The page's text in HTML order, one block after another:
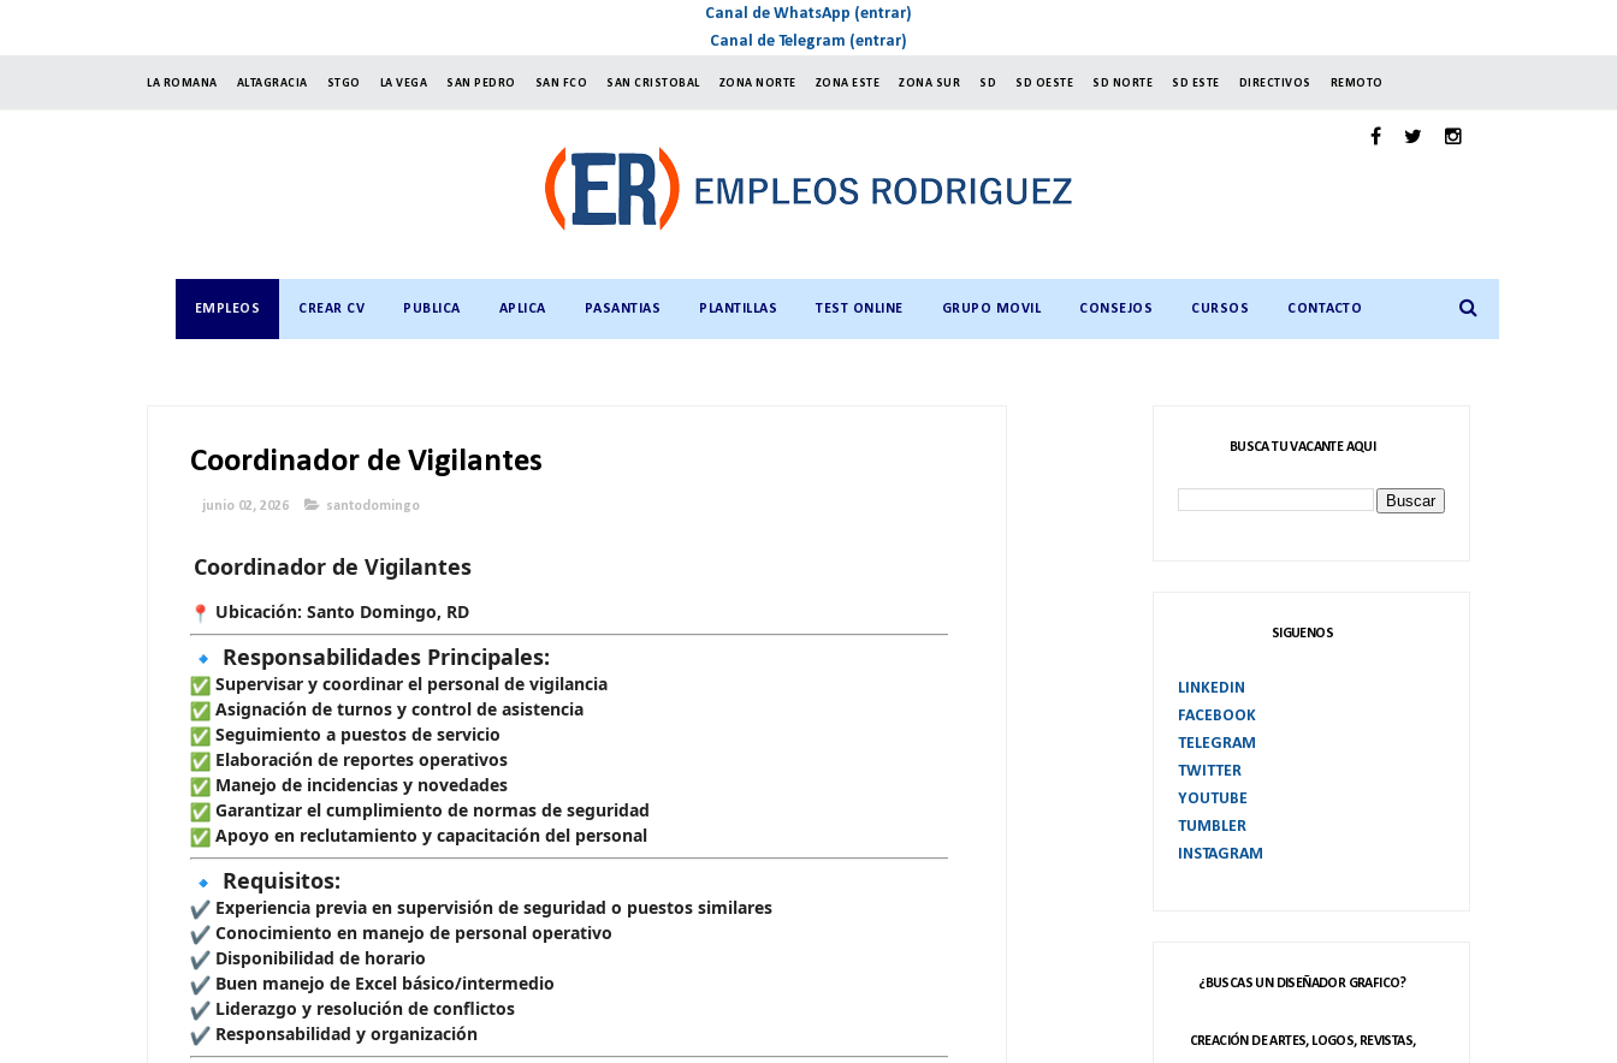
Canal de WhatsApp (entrar)
Canal de Telegram (entrar)
LA ROMANA ALTAGRACIA STGO LA VEGA SAN PEDRO SAN FCO SAN CRISTOBAL ZONA NORTE ZONA ESTE ZONA SUR SD SD OESTE SD NORTE SD ESTE DIRECTIVOS REMOTO
EMPLEOS CREAR CV PUBLICA APLICA PASANTIAS PLANTILLAS TEST ONLINE GRUPO MOVIL CONSEJOS CURSOS CONTACTO
Coordinador de Vigilantes
junio 02, 2026 santodomingo
Coordinador de Vigilantes
Ubicación: Santo Domingo, RD
Responsabilidades Principales:
Supervisar y coordinar el personal de vigilancia
Asignación de turnos y control de asistencia
Seguimiento a puestos de servicio
Elaboración de reportes operativos
Manejo de incidencias y novedades
Garantizar el cumplimiento de normas de seguridad
Apoyo en reclutamiento y capacitación del personal
Requisitos:
Experiencia previa en supervisión de seguridad o puestos similares
Conocimiento en manejo de personal operativo
Disponibilidad de horario
Buen manejo de Excel básico/intermedio
Liderazgo y resolución de conflictos
Responsabilidad y organización
BUSCA TU VACANTE AQUI
SIGUENOS
LINKEDIN
FACEBOOK
TELEGRAM
TWITTER
YOUTUBE
TUMBLER
INSTAGRAM
¿BUSCAS UN DISEÑADOR GRAFICO?
CREACIÓN DE ARTES, LOGOS, REVISTAS,